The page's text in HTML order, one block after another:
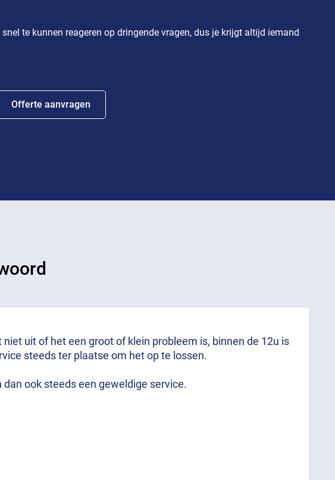
te kunnen reageren op dringende vragen, dus je krijgt altijd iemand
Offerte aanvragen
niet uit of het een groot of klein probleem is, binnen de 12u is
steeds ter plaatse om het op te lossen.
dan ook steeds een geweldige service.